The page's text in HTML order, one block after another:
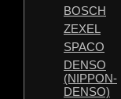
BOSCH
ZEXEL
SPACO
DENSO
(NIPPON-
DENSO)